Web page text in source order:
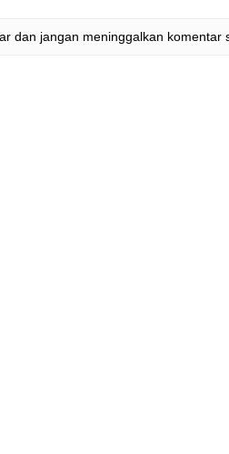
dan jangan meninggalkan komentar